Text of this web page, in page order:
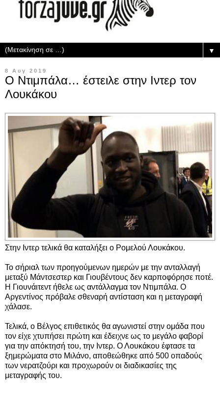
▼
8 Αυγ 2019
Ο Ντιμπάλα… έστειλε στην Ιντερ τον
Λουκάκου
Στην Ιντερ τελικά θα καταλήξει ο Ρομελού Λουκάκου.
Το σήριαλ των προηγούμενων ημερών με την ανταλλαγή
μεταξύ Μάντσεστερ και Γιουβέντους δεν καρποφόρησε ποτέ.
Η Γιουνάιτεντ ήθελε ως αντάλλαγμα τον Ντιμπάλα. Ο
Αργεντίνος πρόβαλε σθεναρή αντίσταση και η μεταγραφή
χάλασε.
Τελικά, ο Βέλγος επιθετικός θα αγωνιστεί στην ομάδα που
τον είχε χτυπήσει πρώτη και έδειχνε ως το μεγάλο φαβορί
για την απόκτησή του, την Ιντερ. Ο Λουκάκου έφτασε τα
ξημερώματα στο Μιλάνο, αποθεώθηκε από 500 οπαδούς
των νερατζούρι και προχωρούν οι διαδικασίες της
μεταγραφής του.